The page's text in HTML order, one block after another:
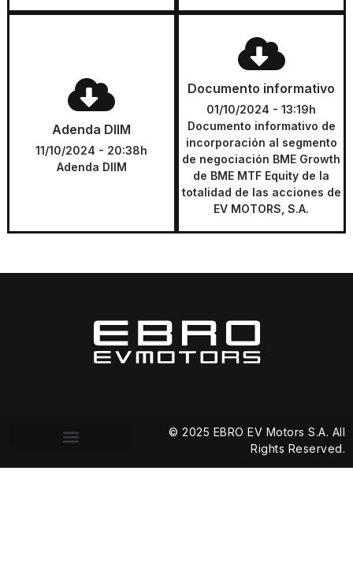
Adenda DIIM
11/10/2024 - 20:38h
Adenda DIIM
Documento informativo
Adenda DIIM
DESCARGAR
Documento informativo
01/10/2024 - 13:19h
Documento informativo de
incorporación al segmento
de negociación BME Growth
de BME MTF Equity de la
totalidad de las acciones de
EV MOTORS, S.A.
Documento informativo
Documento informativo de
incorporación al segmento de
negociación BME Growth de
BME MTF Equity de la
totalidad de las acciones de
EV MOTORS, S.A.
DESCARGAR
© 2025 EBRO EV Motors S.A. All
Rights Reserved.